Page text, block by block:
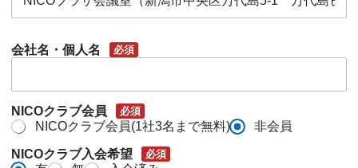
会社名・個人名 必須
NICOクラブ会員 必須
NICOクラブ会員(1社3名まで無料) 非会員
NICOクラブ入会希望 必須